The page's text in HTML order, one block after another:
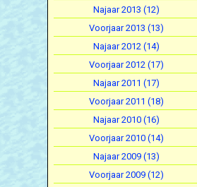
Najaar 2013 (12)
Voorjaar 2013 (13)
Najaar 2012 (14)
Voorjaar 2012 (17)
Najaar 2011 (17)
Voorjaar 2011 (18)
Najaar 2010 (16)
Voorjaar 2010 (14)
Najaar 2009 (13)
Voorjaar 2009 (12)